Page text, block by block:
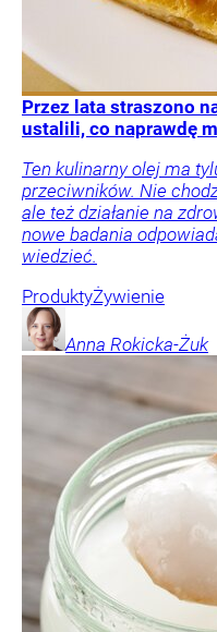
Przez lata straszono
ustalili, co naprawdę
Ten kulinarny olej ma
przeciwników. Nie
ale też działanie na
nowe badania
wiedzieć.
ProduktyŻywienie
Anna Rokicka-Żuk